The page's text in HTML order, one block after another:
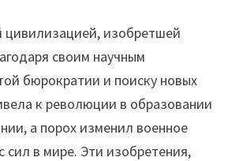
цивилизацией, изобретшей
своим научным
бюрократии и поиску новых
к революции в образовании
а порох изменил военное
сил в мире. Эти изобретения,